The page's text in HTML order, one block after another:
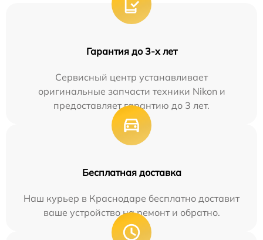
Гарантия до 3-х лет
Сервисный центр устанавливает
оригинальные запчасти техники Nikon и
предоставляет гарантию до 3 лет.
Бесплатная доставка
Наш курьер в Краснодаре бесплатно доставит
ваше устройство на ремонт и обратно.